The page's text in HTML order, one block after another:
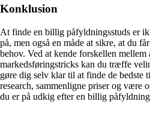
Konklusion
At finde en billig påfyldningsstuds er
på, men også en måde at sikre, at du
behov. Ved at kende forskellen
markedsføringstricks kan du træffe
gøre dig selv klar til at finde de bedste
research, sammenligne priser og være
du er på udkig efter en billig